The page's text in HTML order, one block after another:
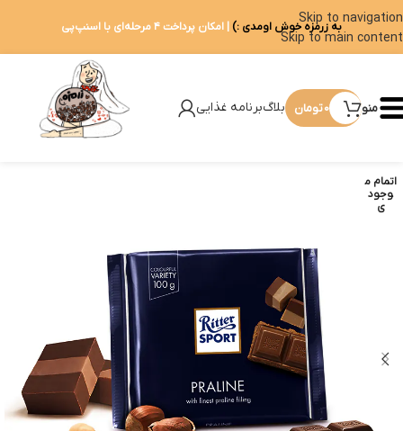
Skip to navigation
Skip to main content
به زرمزه خوش اومدی :) | امکان پرداخت ۴ مرحله‌ای با اسنپ‌پی
منو 0تومان بلاگبرنامه غذایی
اتمام م
وجود
ی